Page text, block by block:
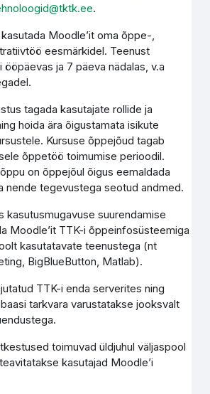
.
Moodle’it oma õppe-,
eesmärkidel. Teenust
ja 7 päeva nädalas, v.a
tagada kasutajate rollide ja
hoida ära õigustamata isikute
Kursuse õppejõud tagab
õppetöö toimumise perioodil.
on õppejõul õigus eemaldada
nende tegevustega seotud andmed.
kasutusmugavuse suurendamise
Moodle’it TTK-i õppeinfosüsteemiga
kasutatavate teenustega (nt
BigBlueButton, Matlab).
TTK-i enda serverites ning
tarkvara varustatakse jooksvalt
toimuvad üldjuhul väljaspool
kasutajad Moodle’i